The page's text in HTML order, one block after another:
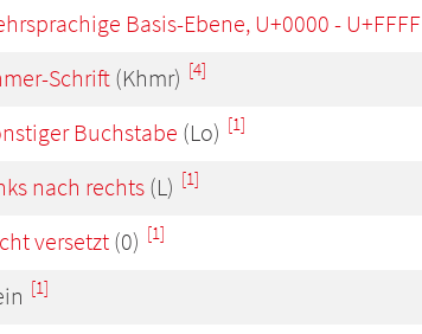
Basis-Ebene, U+0000 - U+FFFF
Schrift(Khmr) [4]
Buchstabe (Lo) [1]
nach rechts (L) [1]
versetzt (0) [1]
[1]